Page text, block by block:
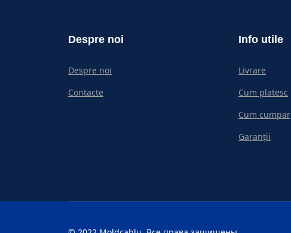
Despre noi
Despre noi
Contacte
Info utile
Livrare
Cum platesc
Cum cumpar
Garanții